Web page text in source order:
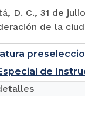
D. C., 31 de
de la
de